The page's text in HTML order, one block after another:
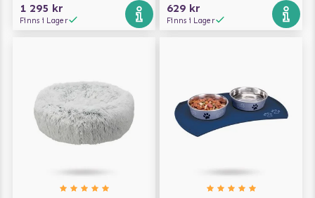
1 295 kr
Finns i Lager
629 kr
Finns i Lager